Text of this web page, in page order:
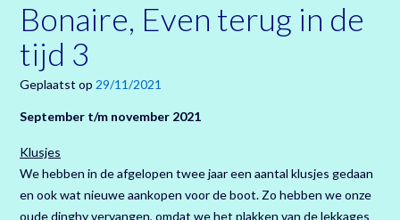
Bonaire, Even terug in de
tijd 3
Geplaatst op 29/11/2021
September t/m november 2021
Klusjes
We hebben in de afgelopen twee jaar een aantal klusjes gedaan
en ook wat nieuwe aankopen voor de boot. Zo hebben we onze
oude dinghy vervangen, omdat we het plakken van de lekkages